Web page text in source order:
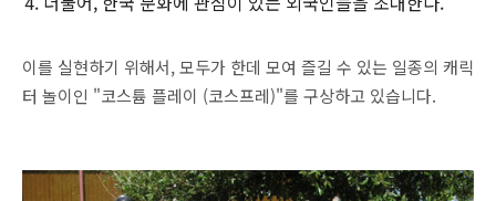
이를 실현하기 위해서, 모두가 한데 모여 즐길 수 있는 일종의 캐릭
터 놀이인 "코스튬 플레이 (코스프레)"를 구상하고 있습니다.